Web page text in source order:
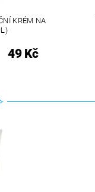
KRÉM NA
49 Kč